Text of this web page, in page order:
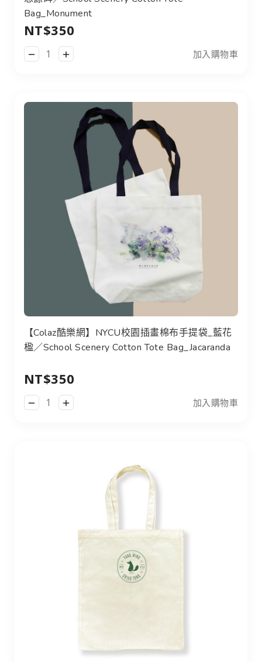
Bag_Monument
NT$350
加入購物車
【Colaz酷樂網】NYCU校園插畫棉布手提袋_藍花
楹／School Scenery Cotton Tote Bag_Jacaranda
NT$350
加入購物車